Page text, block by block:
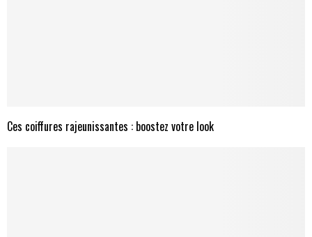
Ces coiffures rajeunissantes : boostez votre look